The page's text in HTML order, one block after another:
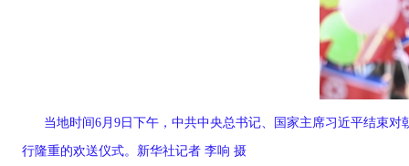
当地时间6月9日下午，中共中央总书记、国家主席习近平结束
行隆重的欢送仪式。新华社记者 李响 摄